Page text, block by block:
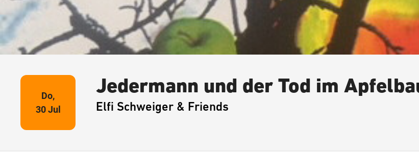
Do,
30 Jul
Jedermann und der Tod im
Elfi Schweiger & Friends